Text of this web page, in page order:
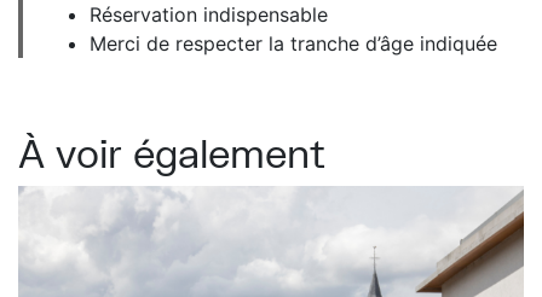
Réservation indispensable
Merci de respecter la tranche d’âge indiquée
À voir également